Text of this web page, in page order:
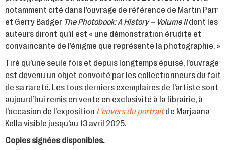
notamment cité dans l’ouvrage de référence de Martin Parr
et Gerry Badger The Photobook: A History – Volume IIdont les
auteurs diront qu’il est « une démonstration érudite et
convaincante de l’énigme que représente la photographie. »
Tiré qu’une seule fois et depuis longtemps épuisé, l’ouvrage
est devenu un objet convoité par les collectionneurs du fait
de sa rareté. Les tous derniers exemplaires de l’artiste sont
aujourd’hui remis en vente en exclusivité à la librairie, à
l’occasion de l’exposition L’envers du portraitde Marjaana
Kella visible jusqu’au 13 avril 2025.
Copies signées disponibles.